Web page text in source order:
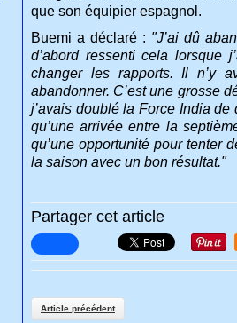
que son équipier espagnol.
Buemi a déclaré : "J’ai dû
d’abord ressenti cela lorsque
changer les rapports. Il n’y
abandonner. C’est une grosse
j’avais doublé la Force India
qu’une arrivée entre la
qu’une opportunité pour tenter
la saison avec un bon résultat."
Partager cet article
Article précédent